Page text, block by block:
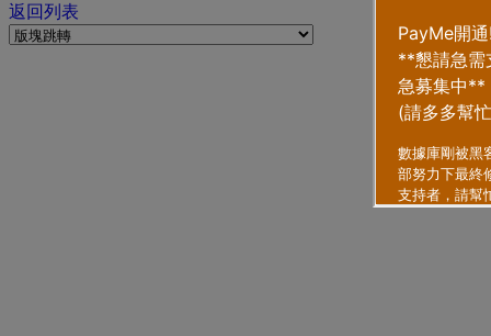
返回列表